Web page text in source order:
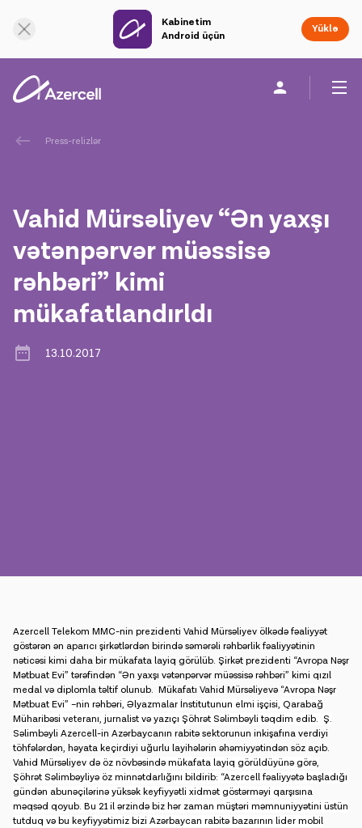
Kabinetim
Android üçün
Yüklə
Fərdi
Dayanıqlılıq
Karyera
Azercell Akademiyası
Press-relizlər
Vahid Mürsəliyev “Ən yaxşı
vətənpərvər müəssisə
rəhbəri” kimi
mükafatlandırldı
13.10.2017
Azercell Telekom MMC-nin prezidenti Vahid Mürsəliyev ölkədə fəaliyyət
göstərən ən aparıcı şirkətlərdən birində səmərəli rəhbərlik fəaliyyətinin
nəticəsi kimi daha bir mükafata layiq görülüb. Şirkət prezidenti “Avropa Nəşr
Mətbuat Evi” tərəfindən “Ən yaxşı vətənpərvər müəssisə rəhbəri” kimi qızıl
medal və diplomla təltif olunub. Mükafatı Vahid Mürsəliyevə “Avropa Nəşr
Mətbuat Evi” –nin rəhbəri, Əlyazmalar İnstitutunun elmi işçisi, Qarabağ
Müharibəsi veteranı, jurnalist və yazıçı Şöhrət Səlimbəyli təqdim edib. Ş.
Səlimbəyli Azercell-in Azərbaycanın rabitə sektorunun inkişafına verdiyi
töhfələrdən, həyata keçirdiyi uğurlu layihələrin əhəmiyyətindən söz açıb.
Vahid Mürsəliyev də öz növbəsində mükafata layiq görüldüyünə görə,
Şöhrət Səlimbəyliyə öz minnətdarlığını bildirib: “Azercell fəaliyyətə başladığı
gündən abunəçilərinə yüksək keyfiyyətli xidmət göstərməyi qarşısına
məqsəd qoyub. Bu 21 il ərzində biz hər zaman müştəri məmnuniyyətini üstün
tutduq və bu keyfiyyətimiz bizi Azərbaycan rabitə bazarının lider mobil
Onlayn dəstək